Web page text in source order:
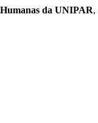
da UNIPAR,